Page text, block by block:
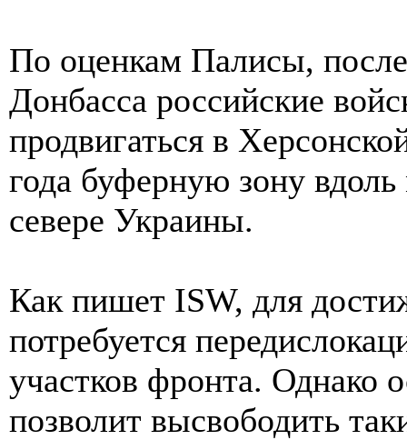
По оценкам Палисы,
Донбасса российские
продвигаться в
года буферную зону
севере Украины.
Как пишет ISW, для
потребуется
участков фронта. Однако
позволит высвободить